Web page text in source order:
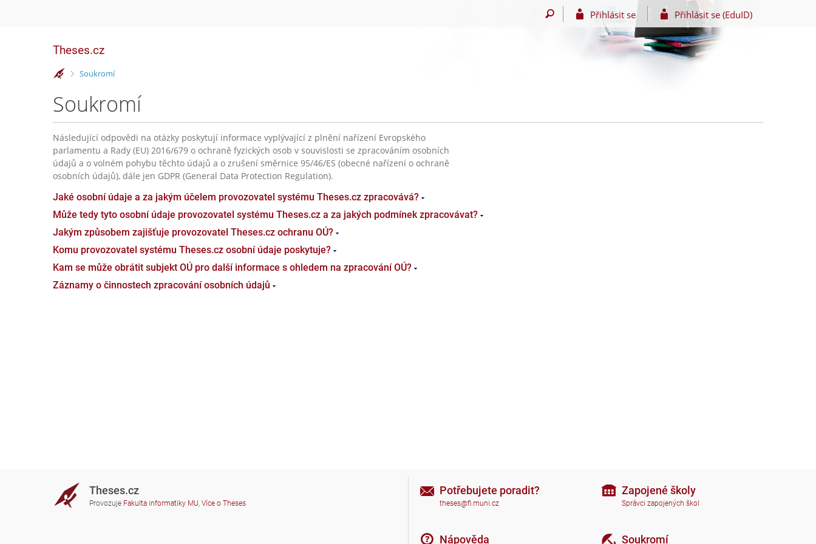
Přihlásit se Přihlásit se (EduID)
Theses.cz
>
Soukromí
Soukromí
Následující odpovědi na otázky poskytují informace vyplývající z plnění nařízení Evropského
parlamentu a Rady (EU) 2016/679 o ochraně fyzických osob v souvislosti se zpracováním osobních
údajů a o volném pohybu těchto údajů a o zrušení směrnice 95/46/ES (obecné nařízení o ochraně
osobních údajů), dále jen GDPR (General Data Protection Regulation).
Jaké osobní údaje a za jakým účelem provozovatel systému Theses.cz zpracovává?
Může tedy tyto osobní údaje provozovatel systému Theses.cz a za jakých podmínek zpracovávat?
Jakým způsobem zajišťuje provozovatel Theses.cz ochranu OÚ?
Komu provozovatel systému Theses.cz osobní údaje poskytuje?
Kam se může obrátit subjekt OÚ pro další informace s ohledem na zpracování OÚ?
Záznamy o činnostech zpracování osobních údajů
Theses.cz
Provozuje Fakulta informatiky MU, Více o Theses
Potřebujete poradit?
theses@fi.muni.cz
Nápověda
Zapojené školy
Správci zapojených škol
Soukromí